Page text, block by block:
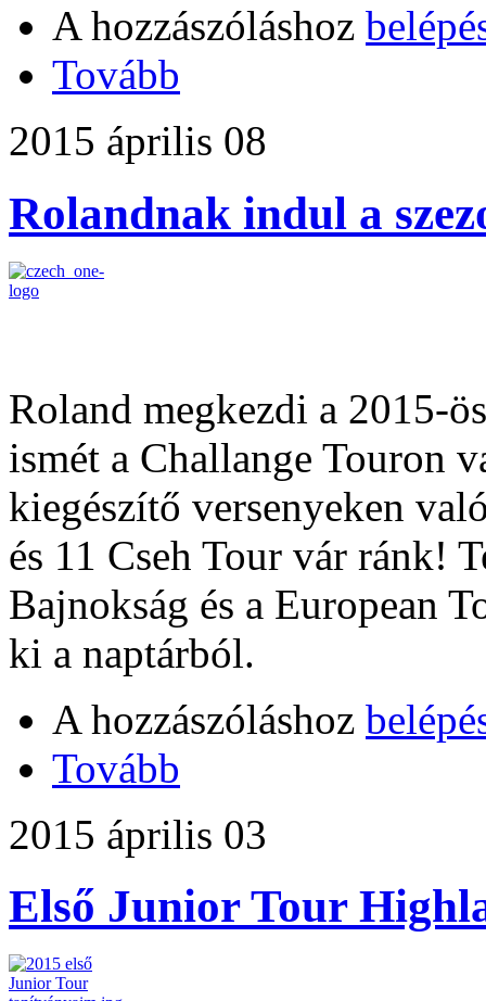
A hozzászóláshoz
Tovább
2015 április 08
Rolandnak indul a
Roland megkezdi a 2015-
ismét a Challange Touron
kiegészítő versenyeken
és 11 Cseh Tour vár ránk!
Bajnokság és a European
ki a naptárból.
A hozzászóláshoz
Tovább
2015 április 03
Első Junior Tour